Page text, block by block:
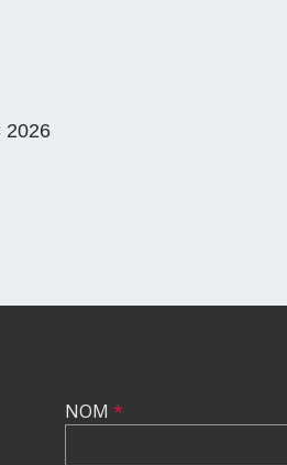
2026
NOM *